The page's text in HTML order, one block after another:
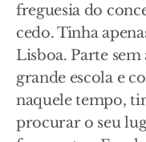
freguesia do
cedo. Tinha
Lisboa. Parte sem
grande escola e
naquele tempo,
procurar o seu